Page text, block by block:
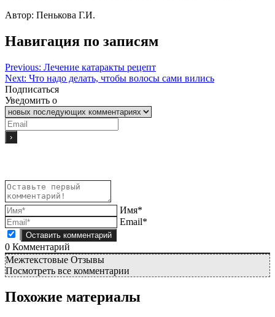
Автор: Пенькова Г.И.
Навигация по записям
Previous: Лечение катаракты рецепт
Next: Что надо делать, чтобы волосы сами вились
Подписаться
Уведомить о
Имя*
Email*
0 Комментарий
Межтекстовые Отзывы
Посмотреть все комментарии
Похожие материалы